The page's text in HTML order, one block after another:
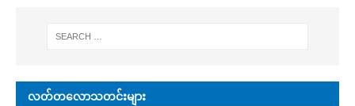
လတ်တလောသတင်းများ